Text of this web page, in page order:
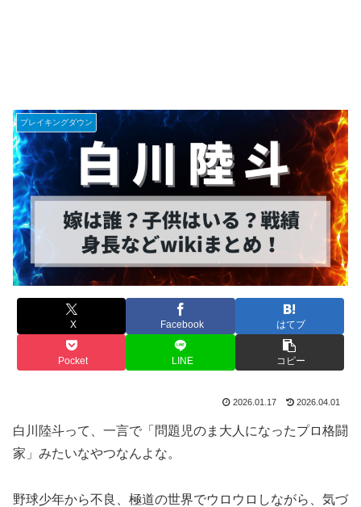
ブレイキングダウン
X Facebook はてブ
Pocket LINE コピー
2026.01.17 2026.04.01
白川陸斗って、一言で「問題児のま大人になったプロ格闘
家」みたいなやつなんよな。
野球少年から不良、極道の世界でウロウロしながら、気づ